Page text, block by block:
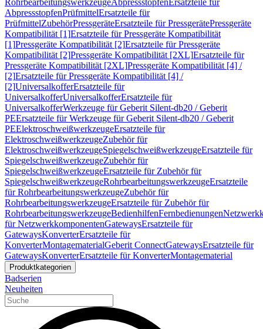
RohrbearbeitungswerkzeugeAbpressstopfenErsatzteile für
AbpressstopfenPrüfmittelErsatzteile für
PrüfmittelZubehörPressgeräteErsatzteile für PressgerätePressgeräte
Kompatibilität [1]Ersatzteile für Pressgeräte Kompatibilität
[1]Pressgeräte Kompatibilität [2]Ersatzteile für Pressgeräte
Kompatibilität [2]Pressgeräte Kompatibilität [2XL]Ersatzteile für
Pressgeräte Kompatibilität [2XL]Pressgeräte Kompatibilität [4] /
[2]Ersatzteile für Pressgeräte Kompatibilität [4] /
[2]UniversalkofferErsatzteile für
UniversalkofferUniversalkofferErsatzteile für
UniversalkofferWerkzeuge für Geberit Silent-db20 / Geberit
PEErsatzteile für Werkzeuge für Geberit Silent-db20 / Geberit
PEElektroschweißwerkzeugeErsatzteile für
ElektroschweißwerkzeugeZubehör für
ElektroschweißwerkzeugeSpiegelschweißwerkzeugeErsatzteile für
SpiegelschweißwerkzeugeZubehör für
SpiegelschweißwerkzeugeErsatzteile für Zubehör für
SpiegelschweißwerkzeugeRohrbearbeitungswerkzeugeErsatzteile
für RohrbearbeitungswerkzeugeZubehör für
RohrbearbeitungswerkzeugeErsatzteile für Zubehör für
RohrbearbeitungswerkzeugeBedienhilfenFernbedienungen
für NetzwerkkomponentenGatewaysErsatzteile für
GatewaysKonverterErsatzteile für
KonverterMontagematerialGeberit ConnectGatewaysErsatzteile für
GatewaysKonverterErsatzteile für KonverterMontagematerial
Produktkategorien
Badserien
Neuheiten